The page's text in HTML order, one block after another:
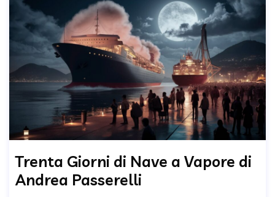
Trenta Giorni di Nave a Vapore di
Andrea Passerelli